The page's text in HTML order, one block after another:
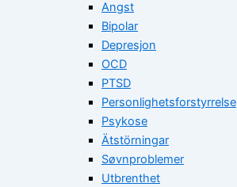
Angst
Bipolar
Depresjon
OCD
PTSD
Personlighetsforstyrrelse
Psykose
Ätstörningar
Søvnproblemer
Utbrenthet